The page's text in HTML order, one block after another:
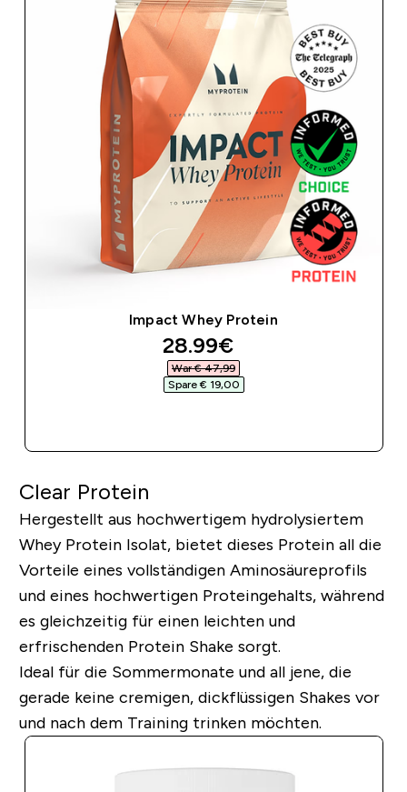
Impact Whey Protein
discounted price
28.99€‎
War € 47,99‎
Spare € 19,00‎
Clear Protein
Hergestellt aus hochwertigem hydrolysiertem
Whey Protein Isolat, bietet dieses Protein all die
Vorteile eines vollständigen Aminosäureprofils
und eines hochwertigen Proteingehalts, während
es gleichzeitig für einen leichten und
erfrischenden Protein Shake sorgt.
Ideal für die Sommermonate und all jene, die
gerade keine cremigen, dickflüssigen Shakes vor
und nach dem Training trinken möchten.